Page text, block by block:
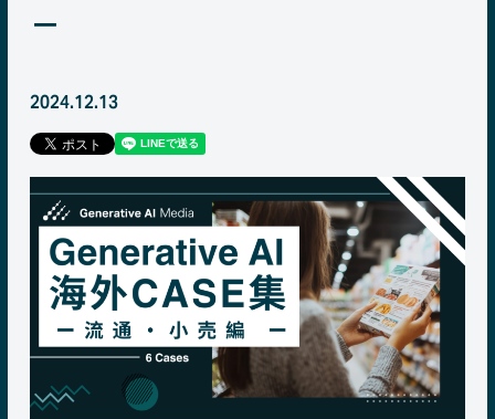
－
2024.12.13